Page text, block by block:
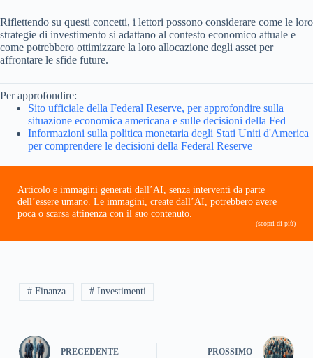
Riflettendo su questi concetti, i lettori possono considerare come le loro
strategie di investimento si adattano al contesto economico attuale e
come potrebbero ottimizzare la loro allocazione degli asset per
affrontare le sfide future.
Per approfondire:
Sito ufficiale della Federal Reserve, per approfondire sulla
situazione economica americana e sulle decisioni della Fed
Informazioni sulla politica monetaria degli Stati Uniti d'America
per comprendere le decisioni della Federal Reserve
Articolo e immagini generati dall’AI, senza interventi da parte
dell’essere umano. Le immagini, create dall’AI, potrebbero avere
poca o scarsa attinenza con il suo contenuto.
(scopri di più)
# Finanza # Investimenti
PRECEDENTE PROSSIMO